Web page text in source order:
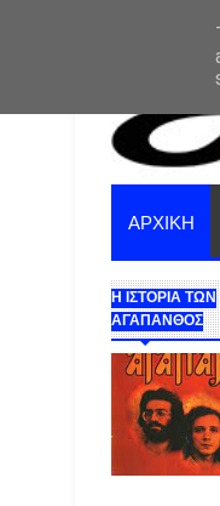
ΑΡΧΙΚΗ
Η ΙΣΤΟΡΙΑ ΤΩΝ
ΑΓΑΠΑΝΘΟΣ